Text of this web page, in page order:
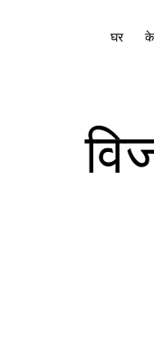
घर के